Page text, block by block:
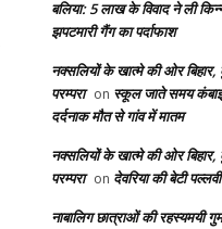
बलिया: 5 लाख के विवाद ने ली
झपटमारी गैंग का पर्दाफाश
नक्सलियों के खात्मे की ओर बिहार,
परम्परा on स्कूल जाते समय
दर्दनाक मौत से गांव में मातम
नक्सलियों के खात्मे की ओर बिहार,
परम्परा on देवरिया की बेटी
नाबालिग छात्राओं की रहस्यमयी